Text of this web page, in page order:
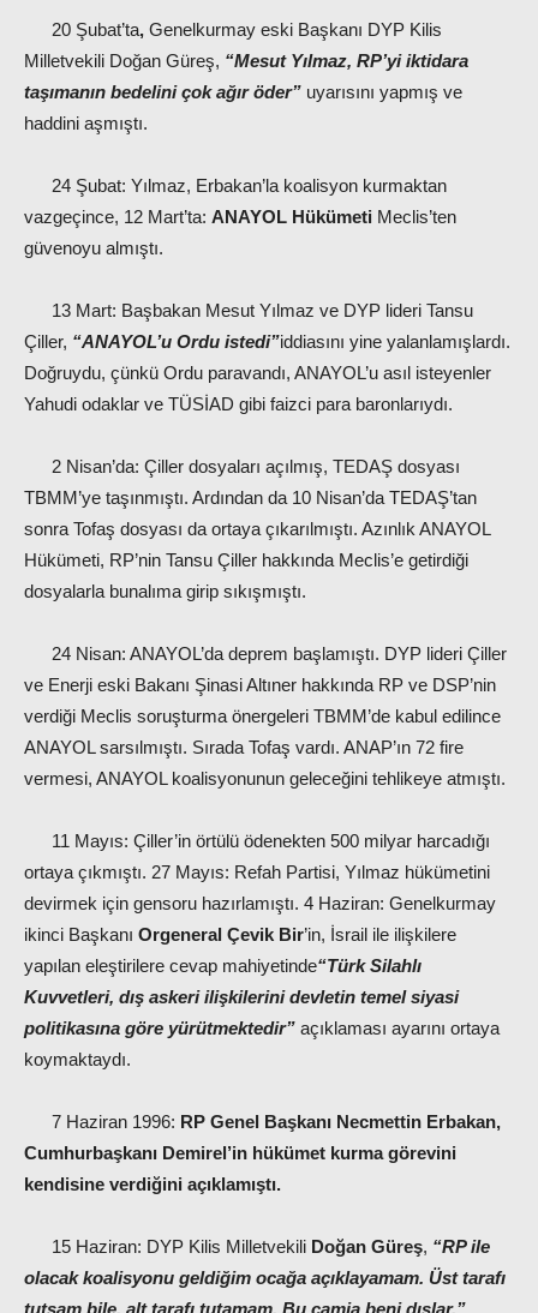
20 Şubat’ta,Genelkurmay eski Başkanı DYP Kilis
Milletvekili Doğan Güreş, “Mesut Yılmaz, RP’yi iktidara
taşımanın bedelini çok ağır öder” uyarısını yapmış ve
haddini aşmıştı.
24 Şubat: Yılmaz, Erbakan’la koalisyon kurmaktan
vazgeçince, 12 Mart’ta: ANAYOL Hükümeti Meclis’ten
güvenoyu almıştı.
13 Mart: Başbakan Mesut Yılmaz ve DYP lideri Tansu
Çiller, “ANAYOL’u Ordu istedi”iddiasını yine yalanlamışlardı.
Doğruydu, çünkü Ordu paravandı, ANAYOL’u asıl isteyenler
Yahudi odaklar ve TÜSİAD gibi faizci para baronlarıydı.
2 Nisan’da: Çiller dosyaları açılmış, TEDAŞ dosyası
TBMM’ye taşınmıştı. Ardından da 10 Nisan’da TEDAŞ’tan
sonra Tofaş dosyası da ortaya çıkarılmıştı. Azınlık ANAYOL
Hükümeti, RP’nin Tansu Çiller hakkında Meclis’e getirdiği
dosyalarla bunalıma girip sıkışmıştı.
24 Nisan: ANAYOL’da deprem başlamıştı. DYP lideri Çiller
ve Enerji eski Bakanı Şinasi Altıner hakkında RP ve DSP’nin
verdiği Meclis soruşturma önergeleri TBMM’de kabul edilince
ANAYOL sarsılmıştı. Sırada Tofaş vardı. ANAP’ın 72 fire
vermesi, ANAYOL koalisyonunun geleceğini tehlikeye atmıştı.
11 Mayıs: Çiller’in örtülü ödenekten 500 milyar harcadığı
ortaya çıkmıştı. 27 Mayıs: Refah Partisi, Yılmaz hükümetini
devirmek için gensoru hazırlamıştı. 4 Haziran: Genelkurmay
ikinci Başkanı Orgeneral Çevik Bir’in, İsrail ile ilişkilere
yapılan eleştirilere cevap mahiyetinde“Türk Silahlı
Kuvvetleri, dış askeri ilişkilerini devletin temel siyasi
politikasına göre yürütmektedir” açıklaması ayarını ortaya
koymaktaydı.
7 Haziran 1996: RP Genel Başkanı Necmettin Erbakan,
Cumhurbaşkanı Demirel’in hükümet kurma görevini
kendisine verdiğini açıklamıştı.
15 Haziran: DYP Kilis Milletvekili Doğan Güreş, “RP ile
olacak koalisyonu geldiğim ocağa açıklayamam. Üst tarafı
tutsam bile, alt tarafı tutamam. Bu camia beni dışlar.”